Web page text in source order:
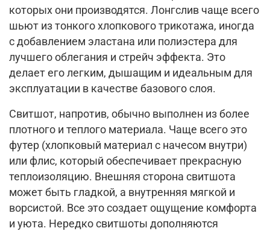
которых они производятся. Лонгслив чаще всего
шьют из тонкого хлопкового трикотажа, иногда
с добавлением эластана или полиэстера для
лучшего облегания и стрейч эффекта. Это
делает его легким, дышащим и идеальным для
эксплуатации в качестве базового слоя.
Свитшот, напротив, обычно выполнен из более
плотного и теплого материала. Чаще всего это
футер (хлопковый материал с начесом внутри)
или флис, который обеспечивает прекрасную
теплоизоляцию. Внешняя сторона свитшота
может быть гладкой, а внутренняя мягкой и
ворсистой. Все это создает ощущение комфорта
и уюта. Нередко свитшоты дополняются